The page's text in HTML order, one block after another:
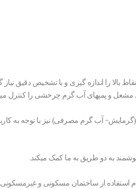
بالا را اندازه گیری و با تشخیص دقیق
مشعل و پمپهای آب گرم چرخشی را کنترل
آب گرم مصرفی) نیز با توجه به
به دو طریق به ما کمک میکند.
از ساختمان مسکونی و غیرمسکونی